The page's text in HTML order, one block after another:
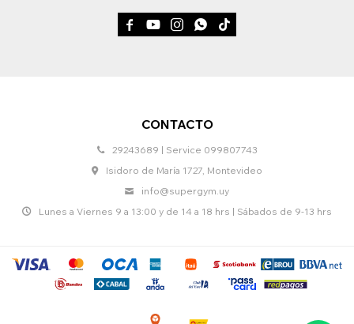
CONTACTO
29243689 | Service 099807743
Isidoro de María 1727, Montevideo
info@supergym.uy
Lunes a Viernes 9 a 13:00 y de 14 a 18 hrs | Sábados de 9-13 hrs
    